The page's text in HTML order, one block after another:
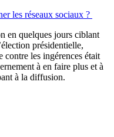
les réseaux sociaux ?
en quelques jours ciblant
présidentielle,
contre les ingérences était
à en faire plus et à
à la diffusion.